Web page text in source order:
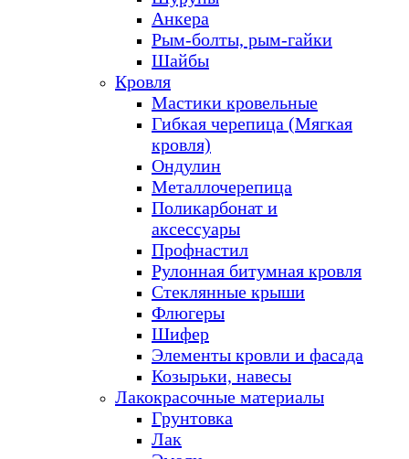
Анкера
Рым-болты, рым-гайки
Шайбы
Кровля
Мастики кровельные
Гибкая черепица (Мягкая
кровля)
Ондулин
Металлочерепица
Поликарбонат и
аксессуары
Профнастил
Рулонная битумная кровля
Стеклянные крыши
Флюгеры
Шифер
Элементы кровли и фасада
Козырьки, навесы
Лакокрасочные материалы
Грунтовка
Лак